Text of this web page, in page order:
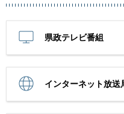
県政テレビ番組
インターネット放送